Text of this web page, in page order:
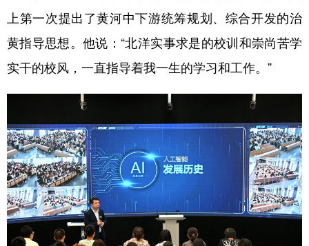
上第一次提出了黄河中下游统筹规划、综合开发的治
黄指导思想。他说：“北洋实事求是的校训和崇尚苦学
实干的校风，一直指导着我一生的学习和工作。”